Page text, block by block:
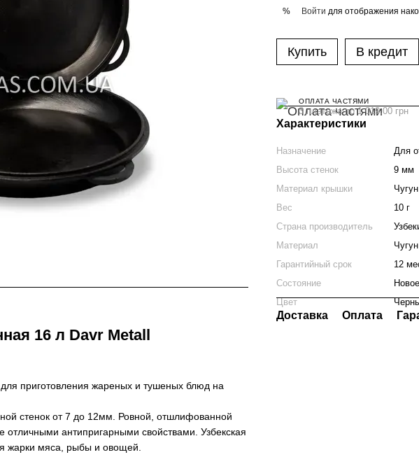
16 л Davr Metall
приготовления жареных и тушеных блюд на
стенок от 7 до 12мм. Ровной, отшлифованной
отличными антипригарными свойствами. Узбекская
жарки мяса, рыбы и овощей.
% Войти для отображения
Купить В кредит
ОПЛАТА ЧАСТЯМИ
3 платежа по 1 019.00 грн
Характеристики
Назначение
Для
Высота стенок
9 мм
Материал крышки
Чугун
Вес
10 г
Страна производитель
Материал
Чугун
Гарантийный срок
12
Состояние
Новое
Цвет
Доставка Оплата